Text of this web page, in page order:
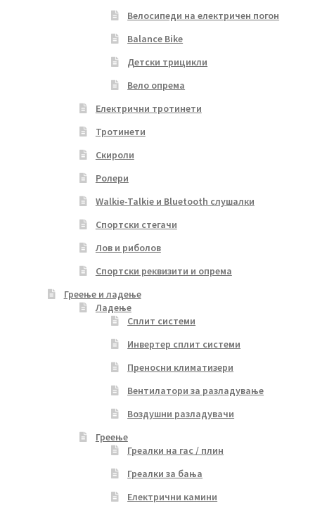
Велосипеди на електричен погон
Balance Bike
Детски трицикли
Вело опрема
Електрични тротинети
Тротинети
Скироли
Ролери
Walkie-Talkie и Bluetooth слушалки
Спортски стегачи
Лов и риболов
Спортски реквизити и опрема
Греење и ладење
Ладење
Сплит системи
Инвертер сплит системи
Преносни климатизери
Вентилатори за разладување
Воздушни разладувачи
Греење
Греалки на гас / плин
Греалки за бања
Електрични камини